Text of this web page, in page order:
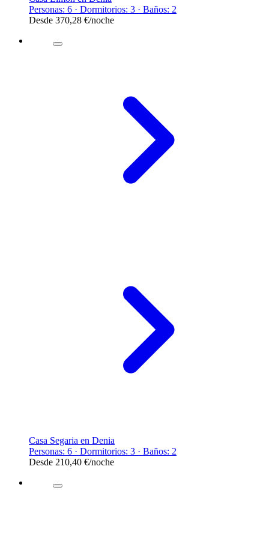
Personas: 6 · Dormitorios: 3 · Baños: 2
Desde 370,28 €/noche
Casa Segaria en Denia
Personas: 6 · Dormitorios: 3 · Baños: 2
Desde 210,40 €/noche